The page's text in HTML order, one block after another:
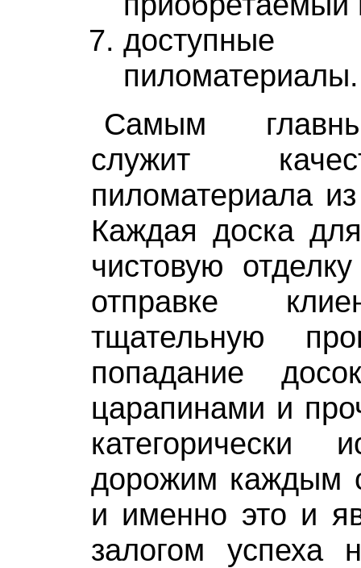
пиломатериалы.
Самым
служит
пиломатериала
Каждая доска
чистовую
отправке
тщательную
попадание
царапинами и
дорожим каждым
и именно это и
залогом успеха